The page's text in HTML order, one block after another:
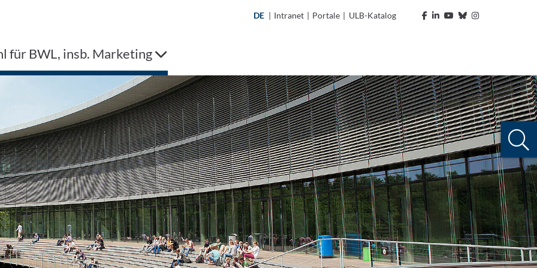
DE | Intranet | Portale | ULB-Katalog
für BWL, insb. Marketing